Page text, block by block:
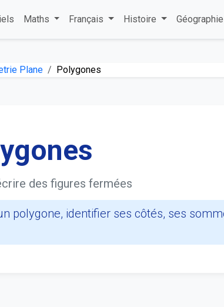
Maths Français Histoire Géographie
Plane Polygones
des figures fermées
polygone, identifier ses côtés, ses